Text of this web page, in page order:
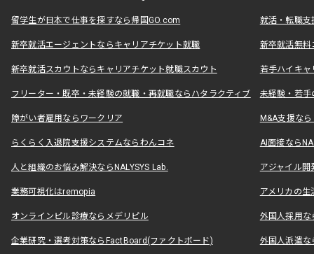
留学生が日本で仕事を探すなら帰国GO.com 就活・転職
新卒就活エージェントならキャリアチケット就職 新卒就活無料
新卒就活スカウトならキャリアチケット就職スカウト 若手ハイキ
フリーター・既卒・未経験の就職・再就職ならハタラクティブ 未経験・若手
障がい者雇用ならワークリア M&A支援な
らくらく入退院支援システムならわんコネ AI面接なら
人と組織のお悩み解決ならNALYSYS Lab. アジャイル
業務可視化はremopia アメリカの
オンラインピル診療ならメデリピル 外国人採用
企業研究・選考対策ならFactBoard(ファクトボード) 外国人派遣な